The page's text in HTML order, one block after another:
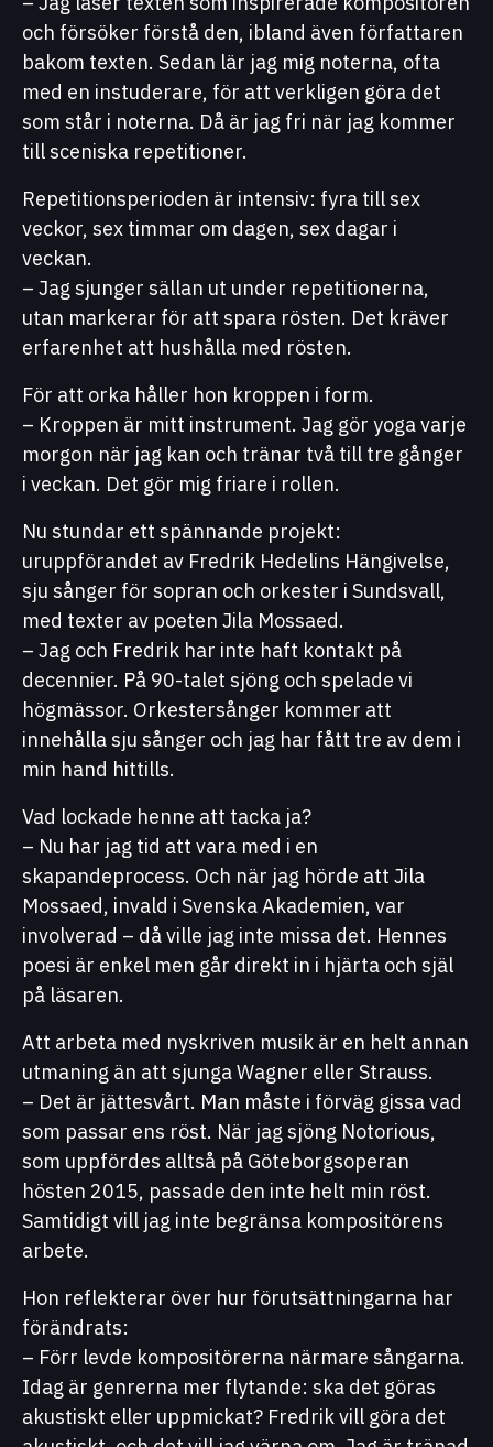
och försöker förstå den, ibland även författaren
bakom texten. Sedan lär jag mig noterna, ofta
med en instuderare, för att verkligen göra det
som står i noterna. Då är jag fri när jag kommer
till sceniska repetitioner.
Repetitionsperioden är intensiv: fyra till sex
veckor, sex timmar om dagen, sex dagar i
veckan.
– Jag sjunger sällan ut under repetitionerna,
utan markerar för att spara rösten. Det kräver
erfarenhet att hushålla med rösten.
För att orka håller hon kroppen i form.
– Kroppen är mitt instrument. Jag gör yoga varje
morgon när jag kan och tränar två till tre gånger
i veckan. Det gör mig friare i rollen.
Nu stundar ett spännande projekt:
uruppförandet av Fredrik Hedelins Hängivelse,
sju sånger för sopran och orkester i Sundsvall,
med texter av poeten Jila Mossaed.
– Jag och Fredrik har inte haft kontakt på
decennier. På 90-talet sjöng och spelade vi
högmässor. Orkestersånger kommer att
innehålla sju sånger och jag har fått tre av dem i
min hand hittills.
Vad lockade henne att tacka ja?
– Nu har jag tid att vara med i en
skapandeprocess. Och när jag hörde att Jila
Mossaed, invald i Svenska Akademien, var
involverad – då ville jag inte missa det. Hennes
poesi är enkel men går direkt in i hjärta och själ
på läsaren.
Att arbeta med nyskriven musik är en helt annan
utmaning än att sjunga Wagner eller Strauss.
– Det är jättesvårt. Man måste i förväg gissa vad
som passar ens röst. När jag sjöng Notorious,
som uppfördes alltså på Göteborgsoperan
hösten 2015, passade den inte helt min röst.
Samtidigt vill jag inte begränsa kompositörens
arbete.
Hon reflekterar över hur förutsättningarna har
förändrats:
– Förr levde kompositörerna närmare sångarna.
Idag är genrerna mer flytande: ska det göras
akustiskt eller uppmickat? Fredrik vill göra det